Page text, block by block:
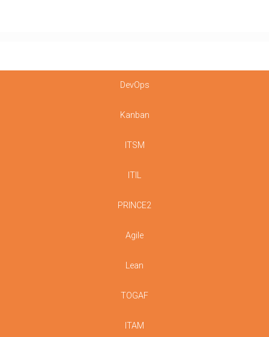
DevOps
Kanban
ITSM
ITIL
PRINCE2
Agile
Lean
TOGAF
ITAM